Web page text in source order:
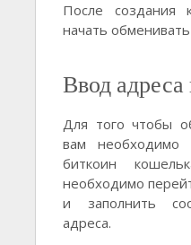
После создания
начать
Ввод
Для того чтобы
вам необходимо
биткоин
необходимо
и заполнить
адреса.